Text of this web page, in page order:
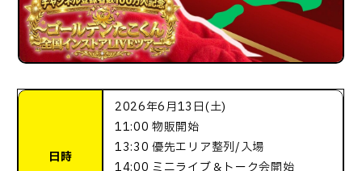
日時
2026年6月13日(土)
11:00 物販開始
13:30 優先エリア整列/入場
14:00 ミニライブ＆トーク会開始